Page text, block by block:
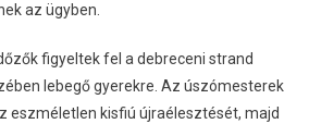
az ügyben.
figyeltek fel a debreceni strand
lebegő gyerekre. Az úszómesterek
eszméletlen kisfiú újraélesztését, majd